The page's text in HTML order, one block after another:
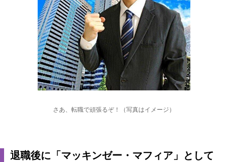
さあ、転職で頑張るぞ！（写真はイメージ）
退職後に「マッキンゼー・マフィア」として